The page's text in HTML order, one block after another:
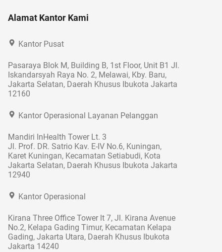
Alamat Kantor Kami
Kantor Pusat
Pasaraya Blok M, Building B, 1st Floor, Unit B1 Jl.
Iskandarsyah Raya No. 2, Melawai, Kby. Baru,
Jakarta Selatan, Daerah Khusus Ibukota Jakarta
12160
Kantor Operasional Layanan Pelanggan
Mandiri InHealth Tower Lt. 3
Jl. Prof. DR. Satrio Kav. E-IV No.6, Kuningan,
Karet Kuningan, Kecamatan Setiabudi, Kota
Jakarta Selatan, Daerah Khusus Ibukota Jakarta
12940
Kantor Operasional
Kirana Three Office Tower lt 7, Jl. Kirana Avenue
No.2, Kelapa Gading Timur, Kecamatan Kelapa
Gading, Jakarta Utara, Daerah Khusus Ibukota
Jakarta 14240